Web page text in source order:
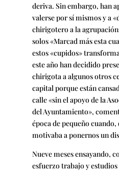
deriva. Sin embargo, han
valerse por sí mismos y a
chirigotero a la
solos «Marcad más esta
estos «cupidos»
este año han decidido
chirigota a algunos otros
capital porque están
calle «sin el apoyo de la
del Ayuntamiento»,
época de pequeño cuando,
motivaba a ponernos un
Nueve meses ensayando,
esfuerzo trabajo y